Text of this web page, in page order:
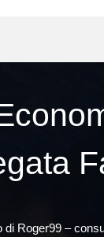
di Roger99 –